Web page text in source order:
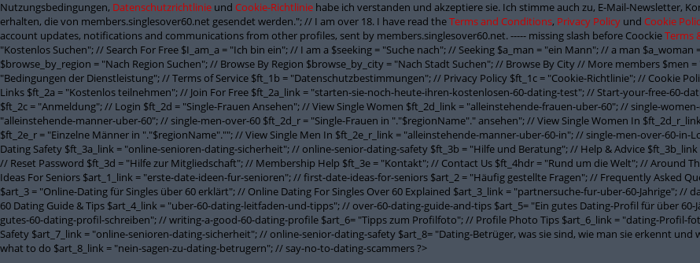
Nutzungsbedingungen, Datenschutzrichtlinie und Cookie-Richtlinie habe ich verstanden und akzeptiere sie. Ich stimme auch zu, E-Mail-Newsletter,
erhalten, die von members.singlesover60.net gesendet werden."; // I am over 18. I have read theTerms and Conditions, Privacy Policy und Cookie
account updates, notifications and communications from other profiles, sent by members.singlesover60.net. ----- missing slash before CoockieTerms
"Kostenlos Suchen"; // Search For Free $I_am_a = "Ich bin ein"; // I am a $seeking = "Suche nach"; // Seeking $a_man = "ein Mann"; // a man
$browse_by_region = "Nach Region Suchen"; // Browse By Region $browse_by_city = "Nach Stadt Suchen"; // Browse By City // More members
"Bedingungen der Dienstleistung"; // Terms of Service $ft_1b = "Datenschutzbestimmungen"; // Privacy Policy $ft_1c = "Cookie-Richtlinie"; // Cookie
Links $ft_2a = "Kostenlos teilnehmen"; // Join For Free $ft_2a_link = "starten-sie-noch-heute-ihren-kostenlosen-60-dating-test"; // Start-your-free-60-
$ft_2c = "Anmeldung"; // Login $ft_2d = "Single-Frauen Ansehen"; // View Single Women $ft_2d_link = "alleinstehende-frauen-uber-60"; // single-
"alleinstehende-manner-uber-60"; // single-men-over-60 $ft_2d_r = "Single-Frauen in "."$regionName"." ansehen"; // View Single Women In
$ft_2e_r = "Einzelne Männer in "."$regionName".""; // View Single Men In $ft_2e_r_link = "alleinstehende-manner-uber-60-in"; // single-men-over-60-
Dating Safety $ft_3a_link = "online-senioren-dating-sicherheit"; // online-senior-dating-safety $ft_3b = "Hilfe und Beratung"; // Help & Advice
// Reset Password $ft_3d = "Hilfe zur Mitgliedschaft"; // Membership Help $ft_3e = "Kontakt"; // Contact Us $ft_4hdr = "Rund um die Welt"; // Around
Ideas For Seniors $art_1_link = "erste-date-ideen-fur-senioren"; // first-date-ideas-for-seniors $art_2 = "Häufig gestellte Fragen"; // Frequently Asked
$art_3 = "Online-Dating für Singles über 60 erklärt"; // Online Dating For Singles Over 60 Explained $art_3_link = "partnersuche-fur-uber-60-Jahrige";
60 Dating Guide & Tips $art_4_link = "uber-60-dating-leitfaden-und-tipps"; // over-60-dating-guide-and-tips $art_5= "Ein gutes Dating-Profil für über
gutes-60-dating-profil-schreiben"; // writing-a-good-60-dating-profile $art_6= "Tipps zum Profilfoto"; // Profile Photo Tips $art_6_link = "dating-
Safety $art_7_link = "online-senioren-dating-sicherheit"; // online-senior-dating-safety $art_8= "Dating-Betrüger, was sie sind, wie man sie erkennt
what to do $art_8_link = "nein-sagen-zu-dating-betrugern"; // say-no-to-dating-scammers ?>